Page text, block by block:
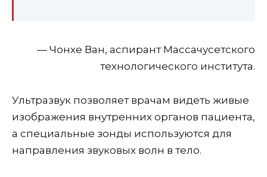
— Чонхе Ван, аспирант Массачусетского
технологического института.
Ультразвук позволяет врачам видеть живые
изображения внутренних органов пациента,
а специальные зонды используются для
направления звуковых волн в тело.